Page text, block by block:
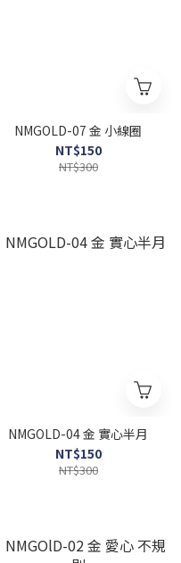
NMGOLD-07 金 小線圈
NT$150
NT$300
NMGOLD-04 金 實心半月
NT$150
NT$300